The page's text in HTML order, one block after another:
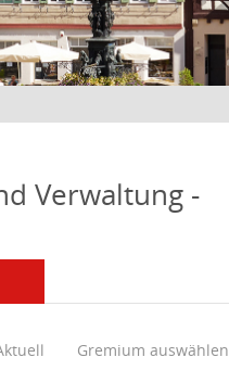
Verwaltung -
Gremium auswählen